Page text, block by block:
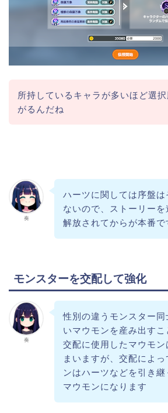
所持しているキャラが多いほど選
がるんだね
奏
ハーツに関しては序盤
ないので、ストーリー
解放されてからが本番で
モンスターを交配して強化
奏
性別の違うモンスター同
いマウモンを産み出すこ
交配に使用したマウモン
まいますが、交配によ
ンはハーツなどを引き
マウモンになります